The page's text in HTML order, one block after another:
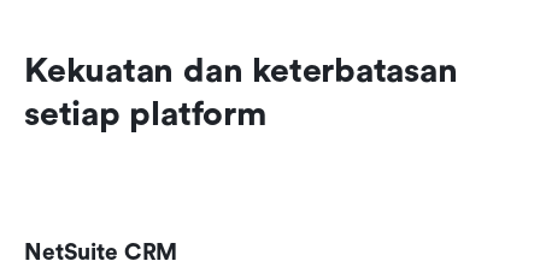
Kekuatan dan keterbatasan
setiap platform
NetSuite CRM